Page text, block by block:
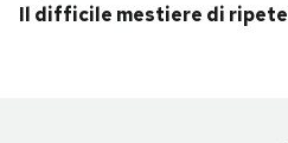
Il difficile mestiere di